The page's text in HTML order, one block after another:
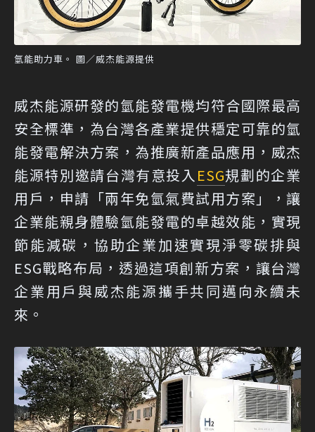
氫能助力車。 圖／威杰能源提供
威杰能源研發的氫能發電機均符合國際最高
安全標準，為台灣各產業提供穩定可靠的氫
能發電解決方案，為推廣新產品應用，威杰
能源特別邀請台灣有意投入ESG規劃的企業
用戶，申請「兩年免氫氣費試用方案」，讓
企業能親身體驗氫能發電的卓越效能，實現
節能減碳，協助企業加速實現淨零碳排與
ESG戰略布局，透過這項創新方案，讓台灣
企業用戶與威杰能源攜手共同邁向永續未
來。